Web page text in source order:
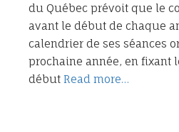
du Québec prévoit que le
avant le début de chaque
calendrier de ses séances
prochaine année, en fixant
début Read more…